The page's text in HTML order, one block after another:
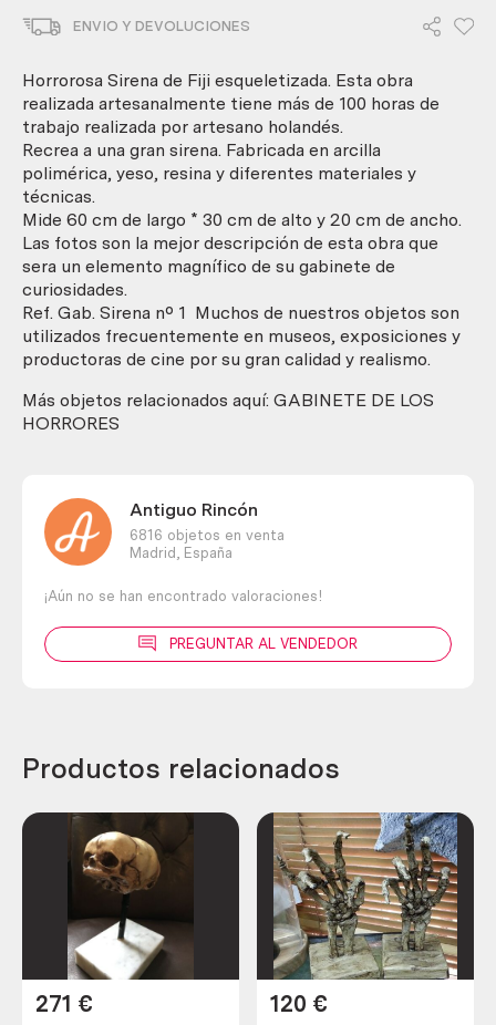
Gran
tamaño.
Maravillosa.
cantidad
ENVIO Y DEVOLUCIONES
Horrorosa Sirena de Fiji esqueletizada. Esta obra
realizada artesanalmente tiene más de 100 horas de
trabajo realizada por artesano holandés.
Recrea a una gran sirena. Fabricada en arcilla
polimérica, yeso, resina y diferentes materiales y
técnicas.
Mide 60 cm de largo * 30 cm de alto y 20 cm de ancho.
Las fotos son la mejor descripción de esta obra que
sera un elemento magnífico de su gabinete de
curiosidades.
Ref. Gab. Sirena nº 1 Muchos de nuestros objetos son
utilizados frecuentemente en museos, exposiciones y
productoras de cine por su gran calidad y realismo.
Más objetos relacionados aquí: GABINETE DE LOS
HORRORES
Antiguo Rincón
6816 objetos en venta
Madrid,
España
¡Aún no se han encontrado valoraciones!
PREGUNTAR AL VENDEDOR
Productos relacionados
271 € 120 €